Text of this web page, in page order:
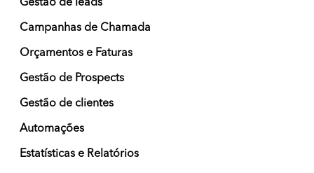
Gestão de leads
Campanhas de Chamada
Orçamentos e Faturas
Gestão de Prospects
Gestão de clientes
Automações
Estatísticas e Relatórios